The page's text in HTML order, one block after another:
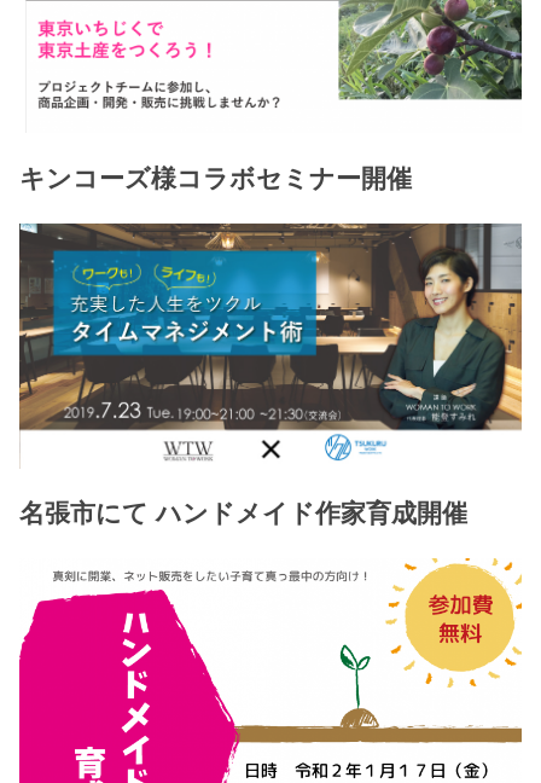
キンコーズ様コラボセミナー開催
名張市にて ハンドメイド作家育成開催